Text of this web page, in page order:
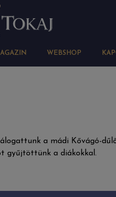
WEBSHOP
a mádi Kővágó-
gyűjtöttünk a diákokkal.